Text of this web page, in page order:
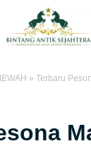
»Terbaru